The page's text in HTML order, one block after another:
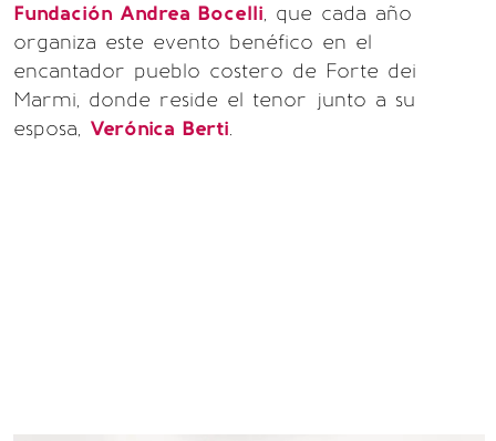
Fundación Andrea Bocelli, que cada año
organiza este evento benéfico en el
encantador pueblo costero de Forte dei
Marmi, donde reside el tenor junto a su
esposa, Verónica Berti.